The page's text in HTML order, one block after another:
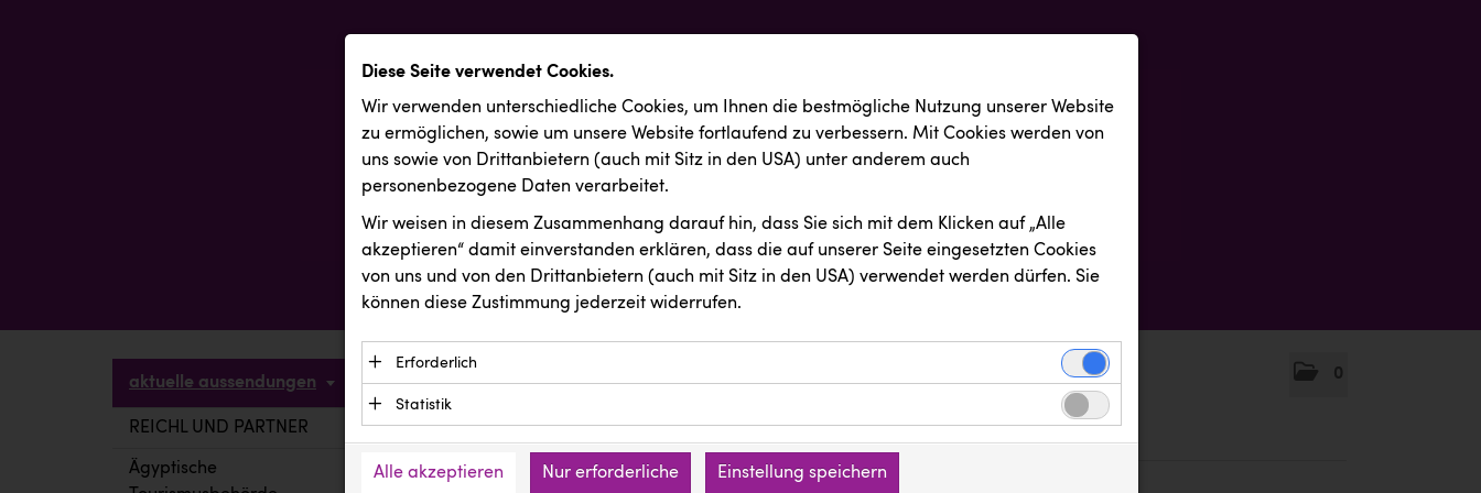
0
aktuelle aussendungen
REICHL UND PARTNER
Ägyptische
Diese Seite verwendet Cookies.
Wir verwenden unterschiedliche Cookies, um Ihnen die best­mögliche Nutzung unserer Website
zu ermöglichen, sowie um unsere Website fortlaufend zu verbessern. Mit Cookies werden von
uns sowie von Drittanbietern (auch mit Sitz in den USA) unter anderem auch
personenbezogene Daten verarbeitet.
Wir weisen in diesem Zusammenhang darauf hin, dass Sie sich mit dem Klicken auf „Alle
akzeptieren“ damit ein­ver­standen erklären, dass die auf unserer Seite eingesetzten Cookies
von uns und von den Drittanbietern (auch mit Sitz in den USA) verwendet werden dürfen. Sie
können diese Zustimmung jederzeit widerrufen.
Erforderlich
Essenzielle Cookies ermöglichen grundlegende Funktionen und sind für die einwandfreie
Funktion der Website erforderlich. Diese Cookies speichern keine personenbezogenen
Daten und werden an keine Dritten übermittelt.
Anbieter: Eigentümer der Website (Erstanbieter)
Statistik
verstehen, wie unsere Besucher unsere Website nutzen.
Alle akzeptieren Nur erforderliche Einstellung speichern